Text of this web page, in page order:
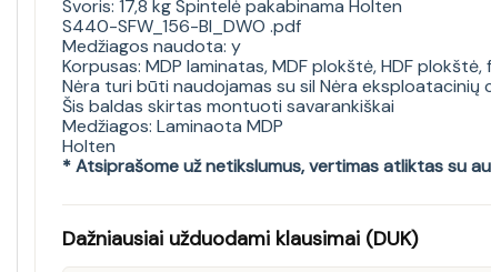
Svoris: 17,8 kg Spintelė pakabinama Holten
S440-SFW_156-BI_DWO .pdf
Medžiagos naudota: y
Korpusas: MDP laminatas, MDF plokštė, HDF
Nėra turi būti naudojamas su sil Nėra
Šis baldas skirtas montuoti savarankiškai
Medžiagos: Laminaota MDP
Holten
* Atsiprašome už netikslumus, vertimas atliktas su
Dažniausiai užduodami klausimai (DUK)